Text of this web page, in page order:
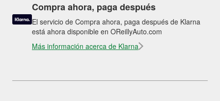
Compra ahora, paga después
El servicio de Compra ahora, paga después de Klarna
está ahora disponible en OReillyAuto.com
Más información acerca de Klarna